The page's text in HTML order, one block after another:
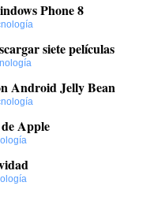
Phone 8
siete películas
Android Jelly Bean
Apple